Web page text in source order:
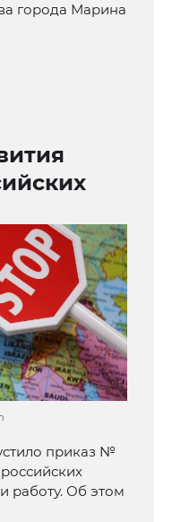
города Марина
приказ №
работу. Об этом